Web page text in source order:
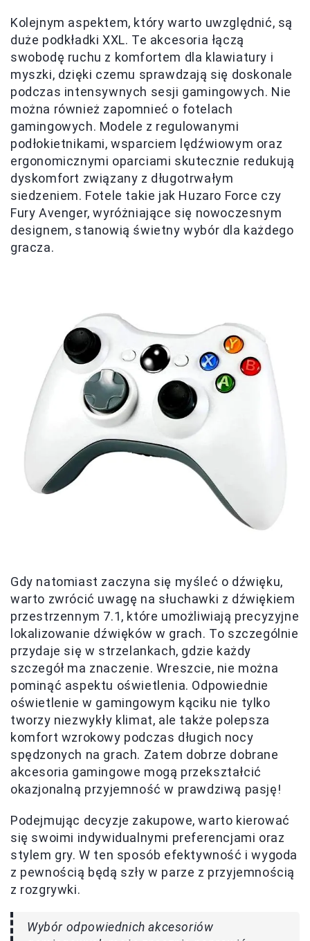
Kolejnym aspektem, który warto uwzględnić, są
duże podkładki XXL. Te akcesoria łączą
swobodę ruchu z komfortem dla klawiatury i
myszki, dzięki czemu sprawdzają się doskonale
podczas intensywnych sesji gamingowych. Nie
można również zapomnieć o fotelach
gamingowych. Modele z regulowanymi
podłokietnikami, wsparciem lędźwiowym oraz
ergonomicznymi oparciami skutecznie redukują
dyskomfort związany z długotrwałym
siedzeniem. Fotele takie jak Huzaro Force czy
Fury Avenger, wyróżniające się nowoczesnym
designem, stanowią świetny wybór dla każdego
gracza.
Gdy natomiast zaczyna się myśleć o dźwięku,
warto zwrócić uwagę na słuchawki z dźwiękiem
przestrzennym 7.1, które umożliwiają precyzyjne
lokalizowanie dźwięków w grach. To szczególnie
przydaje się w strzelankach, gdzie każdy
szczegół ma znaczenie. Wreszcie, nie można
pominąć aspektu oświetlenia. Odpowiednie
oświetlenie w gamingowym kąciku nie tylko
tworzy niezwykły klimat, ale także polepsza
komfort wzrokowy podczas długich nocy
spędzonych na grach. Zatem dobrze dobrane
akcesoria gamingowe mogą przekształcić
okazjonalną przyjemność w prawdziwą pasję!
Podejmując decyzje zakupowe, warto kierować
się swoimi indywidualnymi preferencjami oraz
stylem gry. W ten sposób efektywność i wygoda
z pewnością będą szły w parze z przyjemnością
z rozgrywki.
Wybór odpowiednich akcesoriów